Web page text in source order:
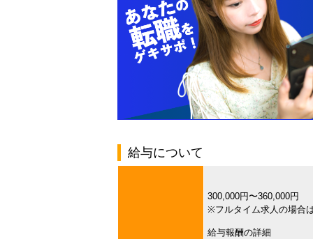
給与について
300,000円〜360,000円
※フルタイム求人の場合
給与報酬の詳細